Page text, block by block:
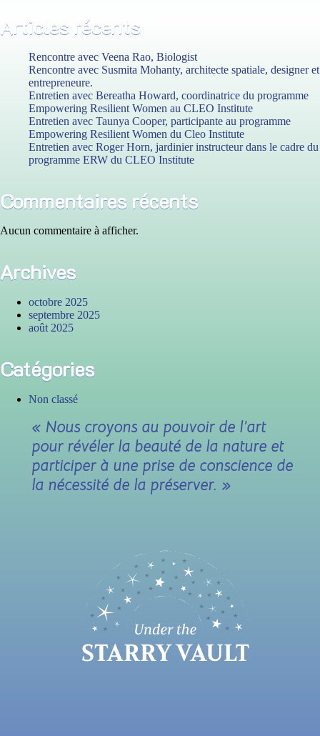
Guzmann,
collaborateur
même
laboratoire
et
titulaire
d’un
doctorat
mer,
éditions
Citadelles
&
Mazenod
Articles récents
Rencontre avec Veena Rao, Biologist
Rencontre avec Susmita Mohanty, architecte spatiale, designer et
entrepreneure.
Entretien avec Bereatha Howard, coordinatrice du programme
Empowering Resilient Women au CLEO Institute
Entretien avec Taunya Cooper, participante au programme
Empowering Resilient Women du Cleo Institute
Entretien avec Roger Horn, jardinier instructeur dans le cadre du
programme ERW du CLEO Institute
Commentaires récents
Aucun commentaire à afficher.
Archives
octobre 2025
septembre 2025
août 2025
Catégories
Non classé
« Nous croyons au pouvoir de l’art
pour révéler la beauté de la nature et
participer à une prise de conscience de
la nécessité de la préserver. »